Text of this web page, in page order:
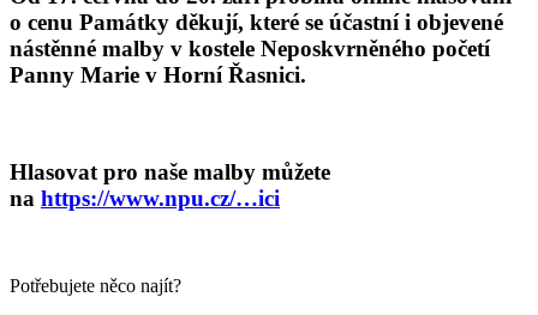
o cenu Památky děkují, které se účastní i objevené
nástěnné malby v kostele Neposkvrněného početí
Panny Marie v Horní Řasnici.
Hlasovat pro naše malby můžete
na https://www.npu.cz/…ici
Potřebujete něco najít?